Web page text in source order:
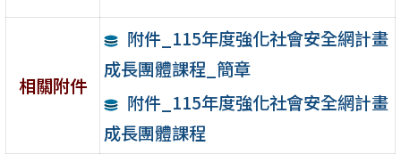
相關附件
附件_115年度強化社會安全網計畫
成長團體課程_簡章
附件_115年度強化社會安全網計畫
成長團體課程